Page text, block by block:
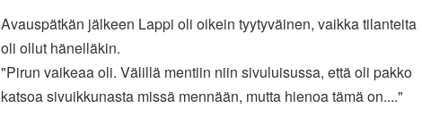
Avauspätkän jälkeen Lappi oli oikein tyytyväinen, vaikka tilanteita
oli ollut hänelläkin.
"Pirun vaikeaa oli. Välillä mentiin niin sivuluisussa, että oli pakko
katsoa sivuikkunasta missä mennään, mutta hienoa tämä on...."